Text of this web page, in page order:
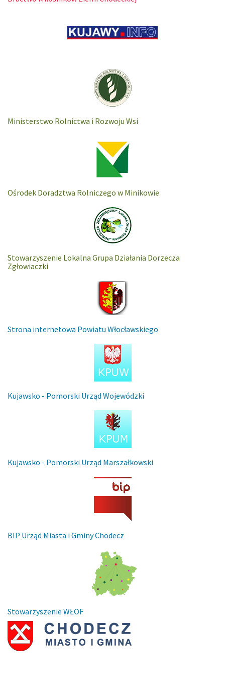
Ministerstwo Rolnictwa i Rozwoju Wsi
Ośrodek Doradztwa Rolniczego w Minikowie
Stowarzyszenie Lokalna Grupa Działania Dorzecza
Zgłowiaczki
Strona internetowa Powiatu Włocławskiego
Kujawsko - Pomorski Urząd Wojewódzki
Kujawsko - Pomorski Urząd Marszałkowski
BIP Urząd Miasta i Gminy Chodecz
Stowarzyszenie WŁOF